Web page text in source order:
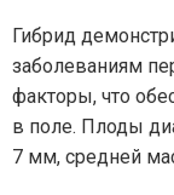
Гибрид
заболеваниям
факторы, что
в поле. Плоды
7 мм, средней